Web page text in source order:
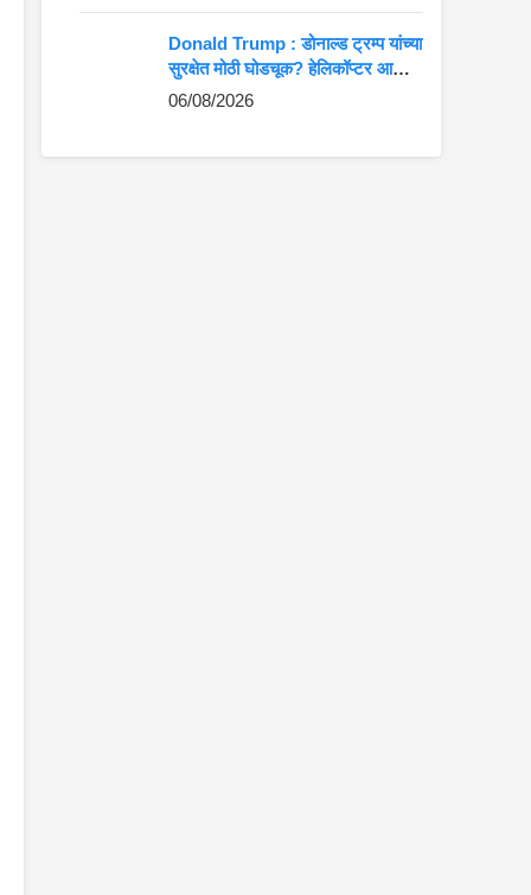
Donald Trump : डोनाल्ड ट्रम्प यांच्या
सुरक्षेत मोठी घोडचूक? हेलिकॉप्टर आणि
विमान आले समोरासमोर
06/08/2026